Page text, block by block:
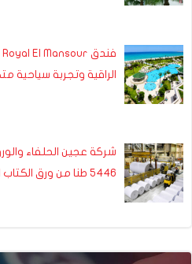
الراقية وتجربة
شركة عجين الحلفاء
5446 طنا من ورق الكتاب المدرسي وتؤمّن كامل…